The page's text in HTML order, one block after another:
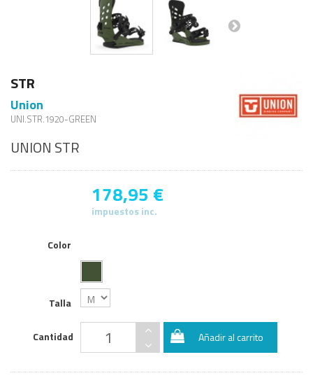
STR
Union
UNI.STR.1920-GREEN
UNION STR
178,95 €
impuestos inc.
Color
Talla
Cantidad Añadir al carrito